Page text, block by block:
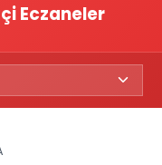
Eczaneler